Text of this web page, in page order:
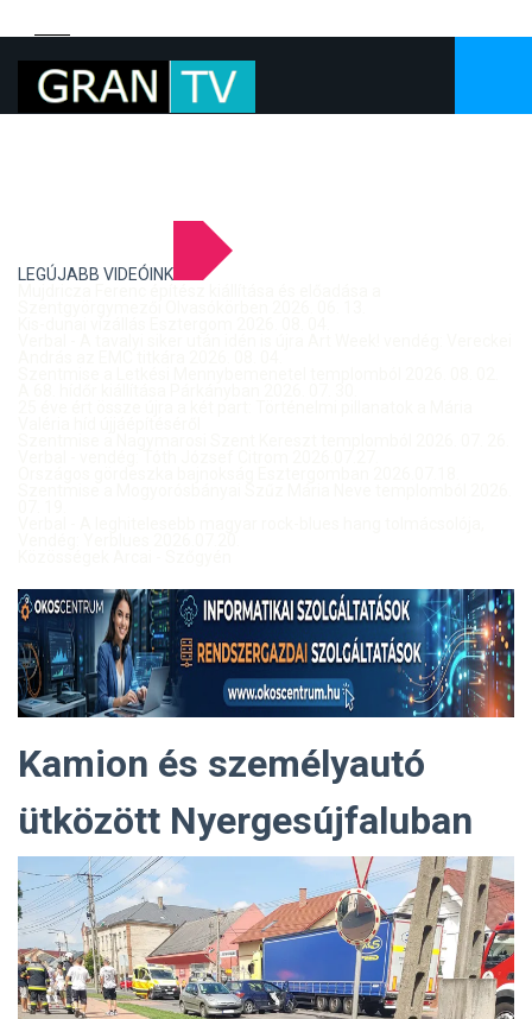
LEGÚJABB VIDEÓINK
Kamion és személyautó
ütközött Nyergesújfaluban